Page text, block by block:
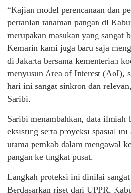
“Kajian model perencanaan dan
pertanian tanaman pangan di
merupakan masukan yang sangat
Kemarin kami juga baru saja
di Jakarta bersama kementerian
menyusun Area of Interest (AoI),
hari ini sangat sinkron dan
Saribi.
Saribi menambahkan, data ilmiah
eksisting serta proyeksi spasial ini
utama pemkab dalam mengawal
pangan ke tingkat pusat.
Langkah proteksi ini dinilai sangat
Berdasarkan riset dari UPPR,